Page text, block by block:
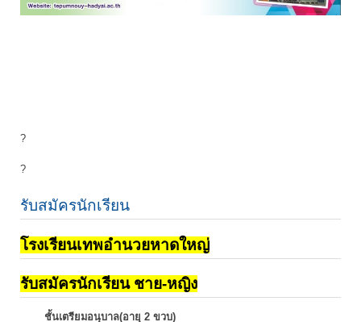
?
?
รับสมัครนักเรียน
โรงเรียนเทพอำนวยหาดใหญ่
รับสมัครนักเรียน ชาย-หญิง
ชั้นเตรียมอนุบาล(อายุ 2 ขวบ)